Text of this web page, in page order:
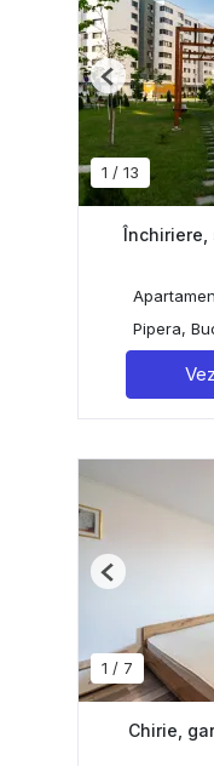
1 / 13
Previous
Închiriere,
Pipera,
1 / 7
Previous
Chirie,